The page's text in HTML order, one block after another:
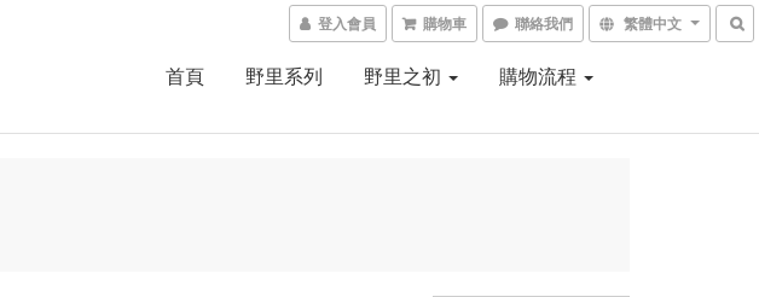
登入會員 購物車 聯絡我們 繁體中文
首頁 野里系列 野里之初 購物流程